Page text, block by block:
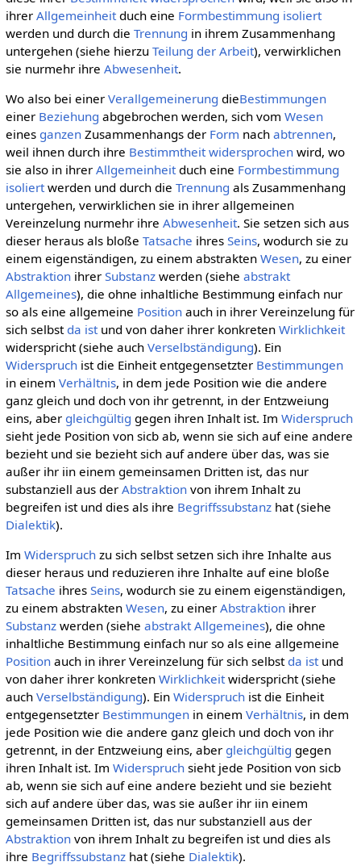
ihrer Allgemeinheitduch eine Formbestimmung isoliert
werden und durch die Trennung in ihrem Zusammenhang
untergehen (siehe hierzu Teilung der Arbeit), verwirklichen
sie nurmehr ihre Abwesenheit.
Wo also bei einer Verallgemeinerung dieBestimmungen
einer Beziehung abgebrochen werden, sich vom Wesen
eines ganzenZusammenhangs der Form nach abtrennen,
weil ihnen durch ihre Bestimmtheit widersprochenwird, wo
sie also in ihrer Allgemeinheitduch eine Formbestimmung
isoliertwerden und durch die Trennung als Zusammenhang
untergehen, verwirklichen sie in ihrer allgemeinen
Vereinzelung nurmehr ihre Abwesenheit. Sie setzen sich aus
dieser heraus als bloße Tatsache ihres Seins, wodurch sie zu
einem eigenständigen, zu einem abstrakten Wesen, zu einer
Abstraktionihrer Substanzwerden (siehe abstrakt
Allgemeines), die ohne inhaltliche Bestimmung einfach nur
so als eine allgemeine Positionauch in ihrer Vereinzelung für
sich selbst da istund von daher ihrer konkreten Wirklichkeit
widerspricht (siehe auch Verselbständigung). Ein
Widerspruchist die Einheit entgegensetzter Bestimmungen
in einem Verhältnis, in dem jede Position wie die andere
ganz gleich und doch von ihr getrennt, in der Entzweiung
eins, aber gleichgültig gegen ihren Inhalt ist. Im Widerspruch
sieht jede Position von sicb ab, wenn sie sich auf eine andere
bezieht und sie bezieht sich auf andere über das, was sie
außer ihr iin einem gemeinsamen Dritten ist, das nur
substanziell aus der Abstraktionvon ihrem Inhalt zu
begreifen ist und dies als ihre Begriffssubstanzhat (siehe
Dialektik).
Im Widerspruchzu sich selbst setzen sich ihre Inhalte aus
dieser heraus und reduzieren ihre Inhalte auf eine bloße
Tatsache ihres Seins, wodurch sie zu einem eigenständigen,
zu einem abstrakten Wesen, zu einer Abstraktionihrer
Substanzwerden (siehe abstrakt Allgemeines), die ohne
inhaltliche Bestimmung einfach nur so als eine allgemeine
Positionauch in ihrer Vereinzelung für sich selbst da istund
von daher ihrer konkreten Wirklichkeitwiderspricht (siehe
auch Verselbständigung). Ein Widerspruchist die Einheit
entgegensetzter Bestimmungenin einem Verhältnis, in dem
jede Position wie die andere ganz gleich und doch von ihr
getrennt, in der Entzweiung eins, aber gleichgültig gegen
ihren Inhalt ist. Im Widerspruchsieht jede Position von sicb
ab, wenn sie sich auf eine andere bezieht und sie bezieht
sich auf andere über das, was sie außer ihr iin einem
gemeinsamen Dritten ist, das nur substanziell aus der
Abstraktionvon ihrem Inhalt zu begreifen ist und dies als
ihre Begriffssubstanzhat (siehe Dialektik).